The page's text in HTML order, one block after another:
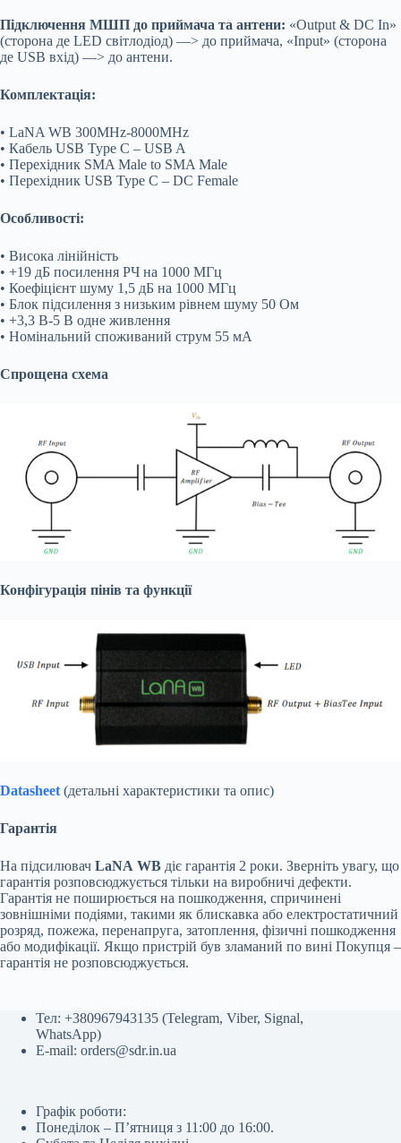
Підключення МШП до приймача та антени: «Output & DC In»
(сторона де LED світлодіод) —> до приймача, «Input» (сторона
де USB вхід) —> до антени.
Комплектація:
• LaNA WB 300MHz-8000MHz
• Кабель USB Type C – USB A
• Перехідник SMA Male to SMA Male
• Перехідник USB Type C – DC Female
Особливості:
• Висока лінійність
• +19 дБ посилення РЧ на 1000 МГц
• Коефіцієнт шуму 1,5 дБ на 1000 МГц
• Блок підсилення з низьким рівнем шуму 50 Ом
• +3,3 В-5 В одне живлення
• Номінальний споживаний струм 55 мА
Спрощена схема
Конфігурація пінів та функції
Datasheet (детальні характеристики та опис)
Гарантія
На підсилювач LaNA WB діє гарантія 2 роки. Зверніть увагу, що
гарантія розповсюджується тільки на виробничі дефекти.
Гарантія не поширюється на пошкодження, спричинені
зовнішніми подіями, такими як блискавка або електростатичний
розряд, пожежа, перенапруга, затоплення, фізичні пошкодження
або модифікації. Якщо пристрій був зламаний по вині Покупця –
гарантія не розповсюджується.
Тел: +380967943135 (Telegram, Viber, Signal,
WhatsApp)
E-mail: orders@sdr.in.ua
Графік роботи:
Понеділок – П’ятниця з 11:00 до 16:00.